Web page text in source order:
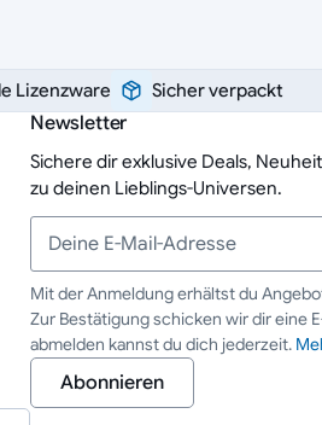
Lizenzware Sicher verpackt
Newsletter
Sichere dir exklusive Deals,
zu deinen Lieblings-Universen.
Deine E-Mail-Adresse
Mit der Anmeldung erhältst du
Zur Bestätigung schicken wir dir eine
abmelden kannst du dich jederzeit.
Abonnieren